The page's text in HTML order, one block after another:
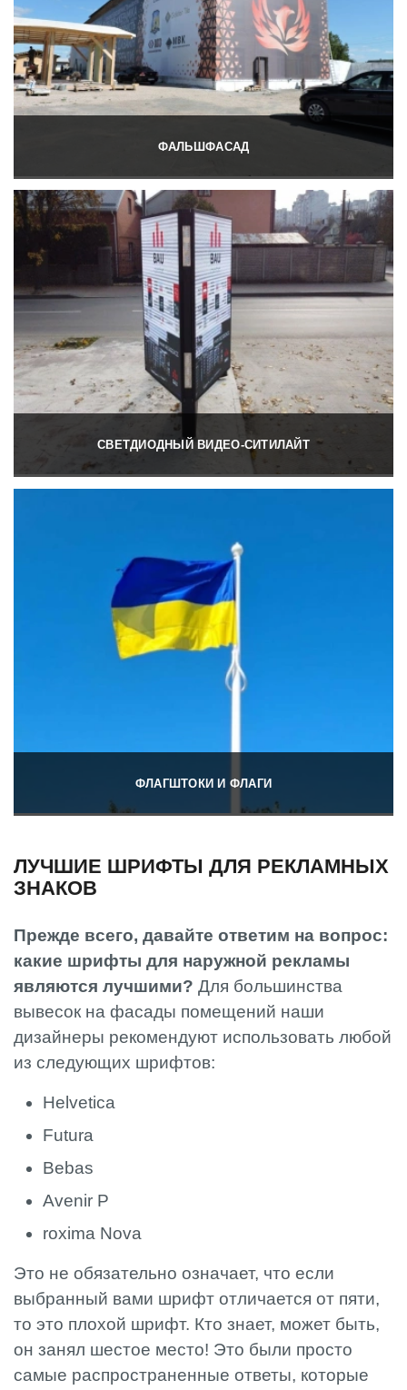
ФАЛЬШФАСАД
СВЕТДИОДНЫЙ ВИДЕО-СИТИЛАЙТ
ФЛАГШТОКИ И ФЛАГИ
ЛУЧШИЕ ШРИФТЫ ДЛЯ РЕКЛАМНЫХ
ЗНАКОВ
Прежде всего, давайте ответим на вопрос:
какие шрифты для наружной рекламы
являются лучшими? Для большинства
вывесок на фасады помещений наши
дизайнеры рекомендуют использовать любой
из следующих шрифтов:
Helvetica
Futura
Bebas
Avenir P
roxima Nova
Это не обязательно означает, что если
выбранный вами шрифт отличается от пяти,
то это плохой шрифт. Кто знает, может быть,
он занял шестое место! Это были просто
самые распространенные ответы, которые